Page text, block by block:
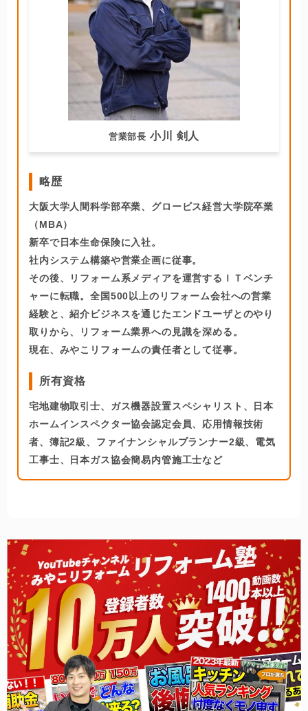
営業部長 小川 剣人
略歴
大阪大学人間科学部卒業、グロービス経営大学院卒業
（MBA）
新卒で日本生命保険に入社。
社内システム構築や営業企画に従事。
その後、リフォーム系メディアを運営するＩＴベンチ
ャーに転職。全国500以上のリフォーム会社への営業
経験と、紹介ビジネスを通じたエンドユーザとのやり
取りから、リフォーム業界への見識を深める。
現在、みやこリフォームの責任者として従事。
所有資格
宅地建物取引士、ガス機器設置スペシャリスト、日本
ホームインスペクター協会認定会員、応用情報技術
者、簿記2級、ファイナンシャルプランナー2級、電気
工事士、日本ガス協会簡易内管施工士など